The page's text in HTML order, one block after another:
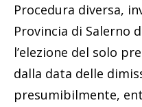
Procedura diversa,
Provincia di Salerno
l’elezione del solo
dalla data delle
presumibilmente,